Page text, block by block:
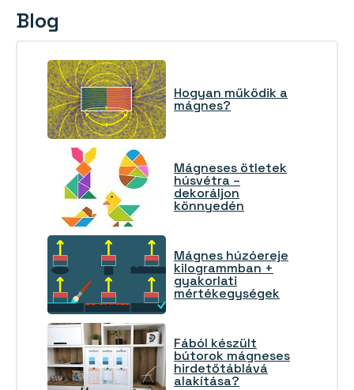
Blog
Hogyan működik a
mágnes?
Mágneses ötletek
húsvétra –
dekoráljon
könnyedén
Mágnes húzóereje
kilogrammban +
gyakorlati
mértékegységek
Fából készült
bútorok mágneses
hirdetőtáblává
alakítása?